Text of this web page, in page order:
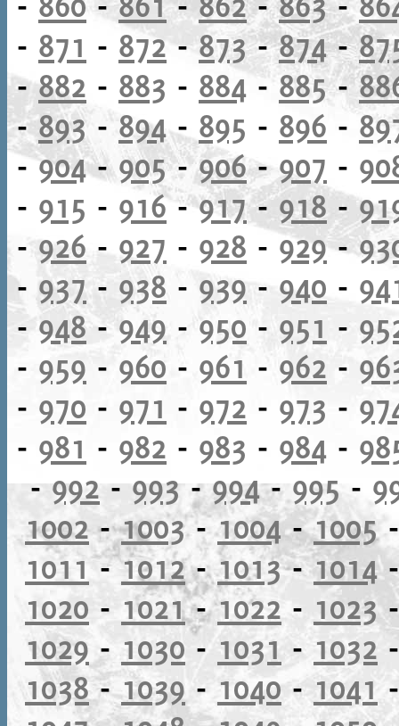
- 871 - 872-873-874-
-882 - 883 - 884- 885-
-893-894- 895 - 896 -
-904-905-906-907 -
- 915 - 916-917-918 -
-926 - 927 - 928 - 929-
- 937-938 - 939- 940 -
-948-949 - 950 - 951 -
- 959 - 960 - 961 - 962 -
- 970 - 971 - 972 - 973 -
- 981 - 982 - 983 - 984 -
-992-993-994- 995 -
1002-1003-1004-1005
1011-1012-1013-1014
1020 - 1021-1022 - 1023
1029 -1030- 1031 -1032
1038-1039 - 1040- 1041